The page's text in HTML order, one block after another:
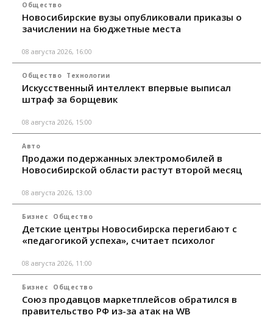
Общество
Новосибирские вузы опубликовали приказы о
зачислении на бюджетные места
08 августа 2026, 16:00
Общество Технологии
Искусственный интеллект впервые выписал
штраф за борщевик
08 августа 2026, 15:00
Авто
Продажи подержанных электромобилей в
Новосибирской области растут второй месяц
08 августа 2026, 13:00
Бизнес Общество
Детские центры Новосибирска перегибают с
«педагогикой успеха», считает психолог
08 августа 2026, 11:00
Бизнес Общество
Союз продавцов маркетплейсов обратился в
правительство РФ из-за атак на WB